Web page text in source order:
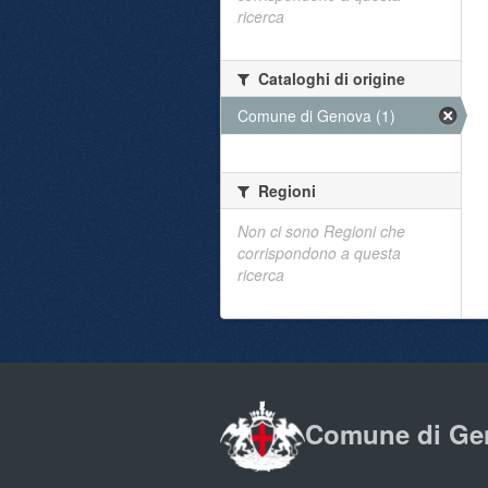
ricerca
Cataloghi di origine
Comune di Genova (1)
Regioni
Non ci sono Regioni che
corrispondono a questa
ricerca
Comune di